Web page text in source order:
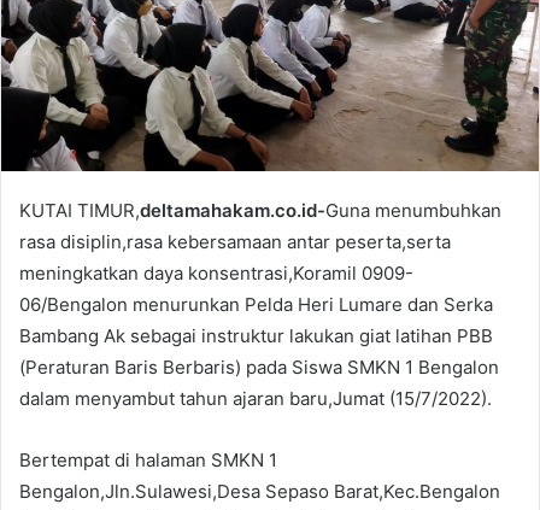
m
i
KUTAI TIMUR,deltamahakam.co.id-Guna menumbuhkan
rasa disiplin,rasa kebersamaan antar peserta,serta
meningkatkan daya konsentrasi,Koramil 0909-
06/Bengalon menurunkan Pelda Heri Lumare dan Serka
Bambang Ak sebagai instruktur lakukan giat latihan PBB
(Peraturan Baris Berbaris) pada Siswa SMKN 1 Bengalon
dalam menyambut tahun ajaran baru,Jumat (15/7/2022).
Bertempat di halaman SMKN 1
Bengalon,Jln.Sulawesi,Desa Sepaso Barat,Kec.Bengalon